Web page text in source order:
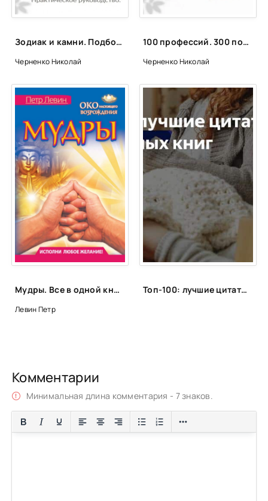
Зодиак и камни. Подбор и изготовление браслетов. Практическое руководство - Николай Черненко
Черненко Николай
100 профессий. 300 помогающих браслетов - Николай Черненко
Черненко Николай
Мудры. Все в одной книге. Исполни любое желание - Петр Левин
Левин Петр
Топ-100: лучшие цитаты из популярных книг
Комментарии
Минимальная длина комментария - 7 знаков.